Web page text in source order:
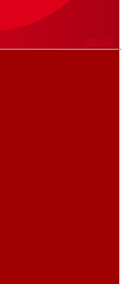
VER MÁS